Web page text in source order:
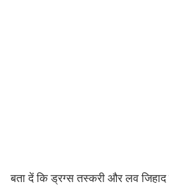
बता दें कि ड्रग्स तस्करी और लव जिहाद